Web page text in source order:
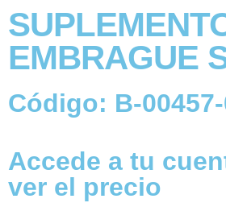
EMBRAGUE
Código: B-
Accede a tu
ver el precio